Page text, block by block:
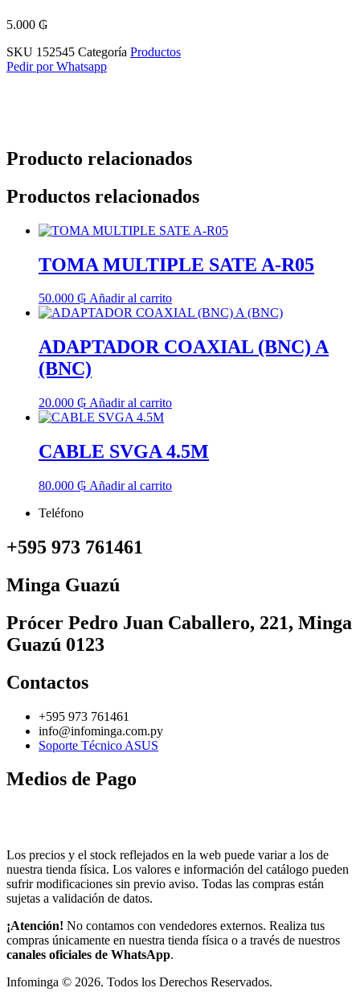
5.000 ₲
SKU 152545 Categoría Productos
Pedir por Whatsapp
Producto relacionados
Productos relacionados
TOMA MULTIPLE SATE A-R05
50.000 ₲ Añadir al carrito
ADAPTADOR COAXIAL (BNC) A
(BNC)
20.000 ₲ Añadir al carrito
CABLE SVGA 4.5M
80.000 ₲ Añadir al carrito
Teléfono
+595 973 761461
Minga Guazú
Prócer Pedro Juan Caballero, 221, Minga
Guazú 0123
Contactos
+595 973 761461
info@infominga.com.py
Soporte Técnico ASUS
Medios de Pago
Los precios y el stock reflejados en la web puede variar a los de
nuestra tienda física. Los valores e información del catálogo pueden
sufrir modificaciones sin previo aviso. Todas las compras están
sujetas a validación de datos.
¡Atención! No contamos con vendedores externos. Realiza tus
compras únicamente en nuestra tienda física o a través de nuestros
canales oficiales de WhatsApp.
Infominga © 2026. Todos los Derechos Reservados.